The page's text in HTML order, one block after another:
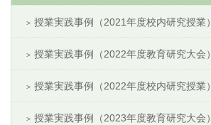
授業実践事例（2021年度校内研究授業）
授業実践事例（2022年度教育研究大会）
授業実践事例（2022年度校内研究授業）
授業実践事例（2023年度教育研究大会）